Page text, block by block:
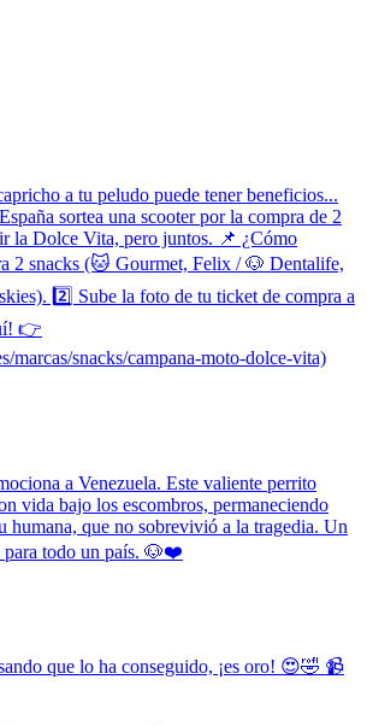
a tu peludo puede tener beneficios...
sortea una scooter por la compra de 2
la Dolce Vita, pero juntos. 📌 ¿Cómo
2 snacks (🐱 Gourmet, Felix / 🐶 Dentalife,
2️⃣ Sube la foto de tu ticket de compra a
👉
marcas/snacks/campana-moto-dolce-vita)
a Venezuela. Este valiente perrito
vida bajo los escombros, permaneciendo
humana, que no sobrevivió a la tragedia. Un
para todo un país. 🐶❤️
que lo ha conseguido, ¡es oro! 😍🤣 📹